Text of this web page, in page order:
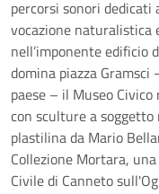
percorsi sonori dedicati
vocazione naturalistica
nell’imponente edificio
domina piazza
paese – il Museo
con sculture a
plastilina da Mario
Collezione Mortara,
Civile di Canneto